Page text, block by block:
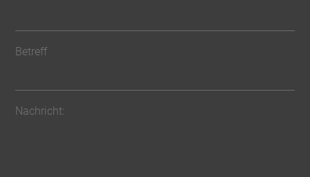
Betreff
Nachricht: